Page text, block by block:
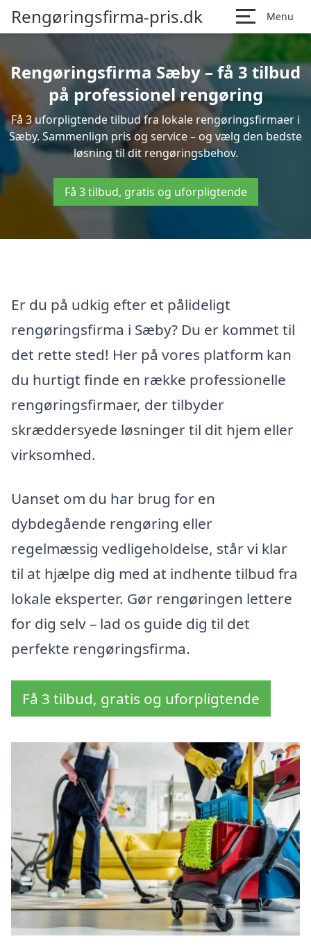
Rengøringsfirma-pris.dk Menu
Rengøringsfirma Sæby – få 3 tilbud
på professionel rengøring
Få 3 uforpligtende tilbud fra lokale rengøringsfirmaer i
Sæby. Sammenlign pris og service – og vælg den bedste
løsning til dit rengøringsbehov.
Få 3 tilbud, gratis og uforpligtende
Er du på udkig efter et pålideligt
rengøringsfirma i Sæby? Du er kommet til
det rette sted! Her på vores platform kan
du hurtigt finde en række professionelle
rengøringsfirmaer, der tilbyder
skræddersyede løsninger til dit hjem eller
virksomhed.
Uanset om du har brug for en
dybdegående rengøring eller
regelmæssig vedligeholdelse, står vi klar
til at hjælpe dig med at indhente tilbud fra
lokale eksperter. Gør rengøringen lettere
for dig selv – lad os guide dig til det
perfekte rengøringsfirma.
Få 3 tilbud, gratis og uforpligtende